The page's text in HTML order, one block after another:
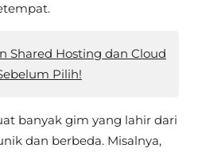
Shared Hosting dan Cloud
Pilih!
banyak gim yang lahir dari
dan berbeda. Misalnya,